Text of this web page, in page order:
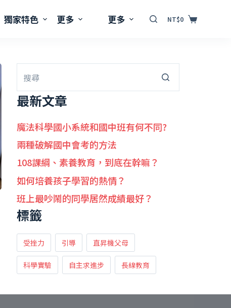
獨家特色 更多 更多 NT$0
最新文章
魔法科學國小系統和國中班有何不同?
兩種破解國中會考的方法
108課綱、素養教育，到底在幹嘛？
如何培養孩子學習的熱情？
班上最吵鬧的同學居然成績最好？
標籤
受挫力 引導 直昇機父母
科學實驗 自主求進步 長線教育